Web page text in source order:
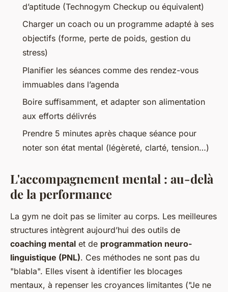
d’aptitude (Technogym Checkup ou équivalent)
Charger un coach ou un programme adapté à ses
objectifs (forme, perte de poids, gestion du
stress)
Planifier les séances comme des rendez-vous
immuables dans l’agenda
Boire suffisamment, et adapter son alimentation
aux efforts délivrés
Prendre 5 minutes après chaque séance pour
noter son état mental (légèreté, clarté, tension…)
L'accompagnement mental : au-delà
de la performance
La gym ne doit pas se limiter au corps. Les meilleures
structures intègrent aujourd’hui des outils de
coaching mental et de programmation neuro-
linguistique (PNL). Ces méthodes ne sont pas du
"blabla". Elles visent à identifier les blocages
mentaux, à repenser les croyances limitantes ("Je ne